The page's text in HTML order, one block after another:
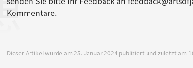
Kommentare.
Dieser Artikel wurde am 25. Januar 2024 publiziert und zuletzt am